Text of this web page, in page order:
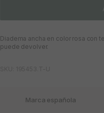
Diadema ancha en color rosa con
puede devolver.
Marca española